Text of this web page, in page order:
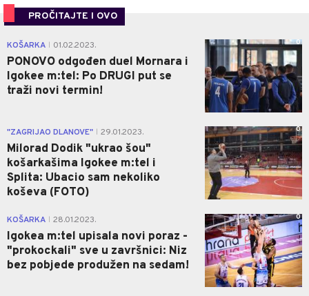
PROČITAJTE I OVO
KOŠARKA 01.02.2023.
PONOVO odgođen duel Mornara i
Igokee m:tel: Po DRUGI put se
traži novi termin!
0
"ZAGRIJAO DLANOVE" 29.01.2023.
Milorad Dodik "ukrao šou"
košarkašima Igokee m:tel i
Splita: Ubacio sam nekoliko
koševa (FOTO)
0
KOŠARKA 28.01.2023.
Igokea m:tel upisala novi poraz -
"prokockali" sve u završnici: Niz
bez pobjede produžen na sedam!
0